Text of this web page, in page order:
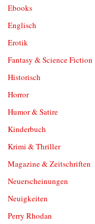
Ebooks
Englisch
Erotik
Fantasy & Science Fiction
Historisch
Horror
Humor & Satire
Kinderbuch
Krimi & Thriller
Magazine & Zeitschriften
Neuerscheinungen
Neuigkeiten
Perry Rhodan